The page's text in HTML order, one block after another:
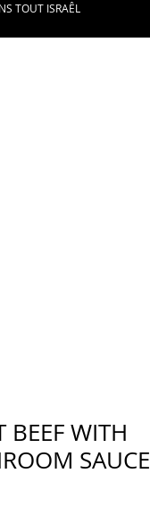
TOUT ISRAÊL
BEEF WITH